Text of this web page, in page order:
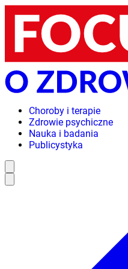
Choroby i terapie
Zdrowie psychiczne
Nauka i badania
Publicystyka